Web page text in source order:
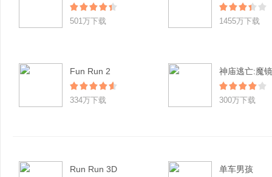
501万下载 1455万下载
Fun Run 2
334万下载
神庙逃亡:魔
300万下载
Run Run 3D 单车男孩